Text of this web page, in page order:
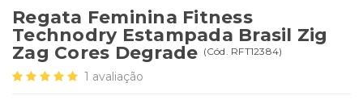
Regata Feminina Fitness
Technodry Estampada Brasil Zig
Zag Cores Degrade (Cód. RFT12384)
1 avaliação